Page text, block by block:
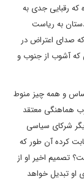
که رقبایی جدی به
به ریاست
صدای اعتراض در
که آشوب از جنوب و
و همه چیز منوط
هماهنگی معتقد
شرکای سیاسی
کرده آن طور که
تصمیم اخیر او از
او تبدیل خواهد